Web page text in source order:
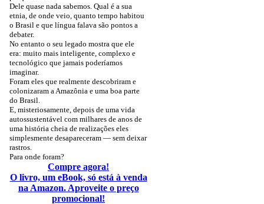
Dele quase nada sabemos. Qual é a sua
etnia, de onde veio, quanto tempo habitou
o Brasil e que língua falava são pontos a
debater.
No entanto o seu legado mostra que ele
era: muito mais inteligente, complexo e
tecnológico que jamais poderíamos
imaginar.
Foram eles que realmente descobriram e
colonizaram a Amazônia e uma boa parte
do Brasil.
E, misteriosamente, depois de uma vida
autossustentável com milhares de anos de
uma história cheia de realizações eles
simplesmente desapareceram — sem deixar
rastros.
Para onde foram?
Compre agora!
O livro, um eBook, só está à venda
na Amazon. Aproveite o preço
promocional!